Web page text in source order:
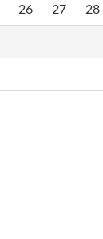
26 27 28